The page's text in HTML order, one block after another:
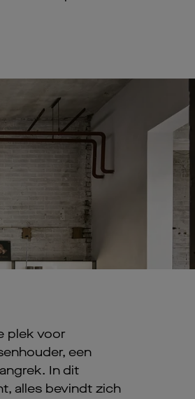
plek voor
een
In dit
alles bevindt zich